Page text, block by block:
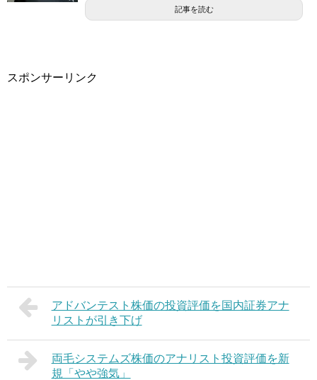
記事を読む
スポンサーリンク
アドバンテスト株価の投資評価を国内証券アナ
リストが引き下げ
両毛システムズ株価のアナリスト投資評価を新
規「やや強気」